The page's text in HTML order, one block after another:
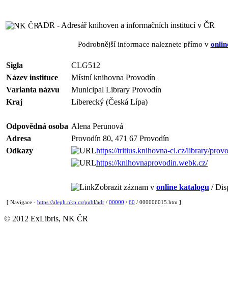
ADR - Adresář knihoven a informačních institucí v ČR
Podrobnější informace naleznete přímo v
Sigla
CLG512
Název instituce
Místní knihovna Provodín
Varianta názvu
Municipal Library Provodín
Kraj
Liberecký (Česká Lípa)
Odpovědná osoba Alena Perunová
Adresa
Provodín 80, 471 67 Provodín
Odkazy
https://tritius.knihovna-cl.cz/library/
https://knihovnaprovodin.webk.cz/
Zobrazit záznam v online katalogu /
[ Navigace - https://aleph.nkp.cz/publ/adr / 00000 / 60 / 000006015.htm ]
© 2012 ExLibris, NK ČR